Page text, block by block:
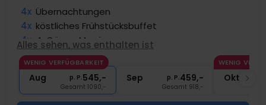
4x Übernachtungen
4x köstliches Frühstücksbuffet
4x 4-Gänge Menü
∞ Strandservice (Sonnenschirm + Liege)
∞ Gratis Nutzung der Schwimmbäder
Alles sehen, was enthalten ist
WENIG VERFÜGBARKEIT
Aug p. P.545,-
Gesamt 1090,-
Sep p. P.459,-
Gesamt 918,-
WENIG
Okt